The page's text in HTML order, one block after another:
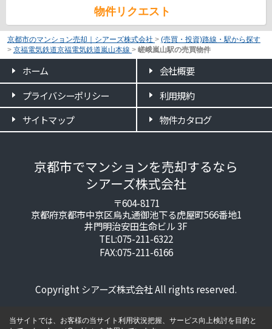
物件リクエスト
京都市のマンション売却｜シアーズ株式会社 > (売買・投資)路線・駅から探す
> 京福電気鉄道京福電気鉄道嵐山本線 > 嵯峨嵐山駅の売買物件
ホーム
会社概要
プライバシーポリシー
利用規約
サイトマップ
物件カタログ
京都市でマンションを売却するなら
シアーズ株式会社
〒604-8171
京都府京都市中京区烏丸通御池下る虎屋町566番地1
井門明治安田生命ビル 3F
TEL:075-211-6322
FAX:075-211-6166
Copyright シアーズ株式会社 All rights reserved.
当サイトでは、お客様の当サイト利用状況把握、サービス向上検討を目的と